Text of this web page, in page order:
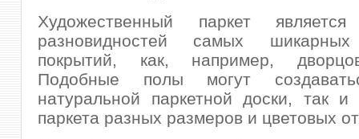
Художественный паркет
разновидностей самых
покрытий, как, например,
Подобные полы могут
натуральной паркетной доски, так и
паркета разных размеров и цветовых